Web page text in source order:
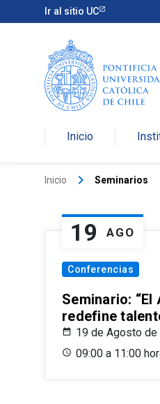
Ir al sitio UC
Inicio
Inicio keyboard_arrow_right Seminarios
19 AGO
Conferencias
Seminario:
redefine
19 de Agosto de
09:00 a 11:00